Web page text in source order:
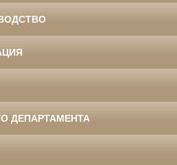
ДЕПАРТАМЕНТА